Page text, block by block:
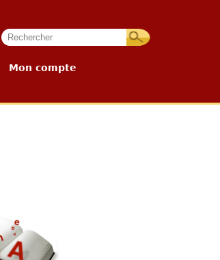
Mon compte